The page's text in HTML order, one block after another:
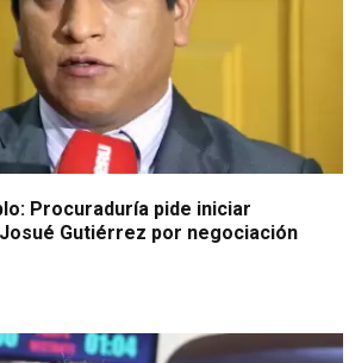
Procuraduría pide iniciar
Gutiérrez por negociación